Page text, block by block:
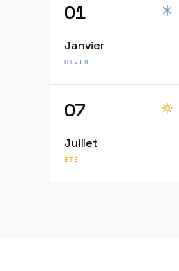
01
Janvier
HIVER
07
Juillet
ÉTÉ